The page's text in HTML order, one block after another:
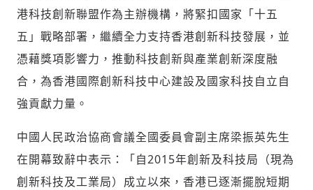
輸入 Email 驗證碼
請輸入發送到 的驗證碼
(十分鐘內有效)
港科技創新聯盟作為主辦機構，將緊扣國家「十五
五」戰略部署，繼續全力支持香港創新科技發展，並
憑藉獎項影響力，推動科技創新與產業創新深度融
合，為香港國際創新科技中心建設及國家科技自立自
強貢獻力量。
中國人民政治協商會議全國委員會副主席梁振英先生
在開幕致辭中表示：「自2015年創新及科技局（現為
創新科技及工業局）成立以來，香港已逐漸擺脫短期